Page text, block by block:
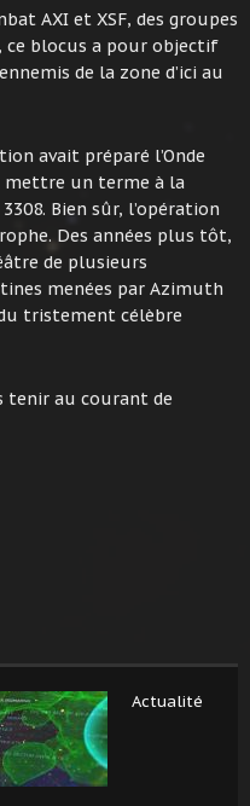
AXI et XSF, des groupes
ce blocus a pour objectif
de la zone d’ici au
avait préparé l’Onde
mettre un terme à la
Bien sûr, l’opération
Des années plus tôt,
de plusieurs
menées par Azimuth
tristement célèbre
tenir au courant de
Actualité